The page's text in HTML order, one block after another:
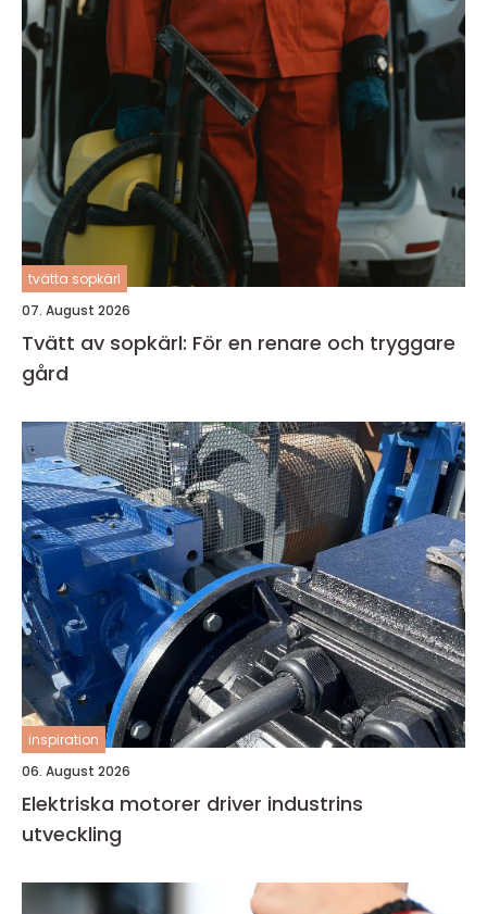
tvätta sopkärl
07. August 2026
Tvätt av sopkärl: För en renare och tryggare
gård
inspiration
06. August 2026
Elektriska motorer driver industrins
utveckling